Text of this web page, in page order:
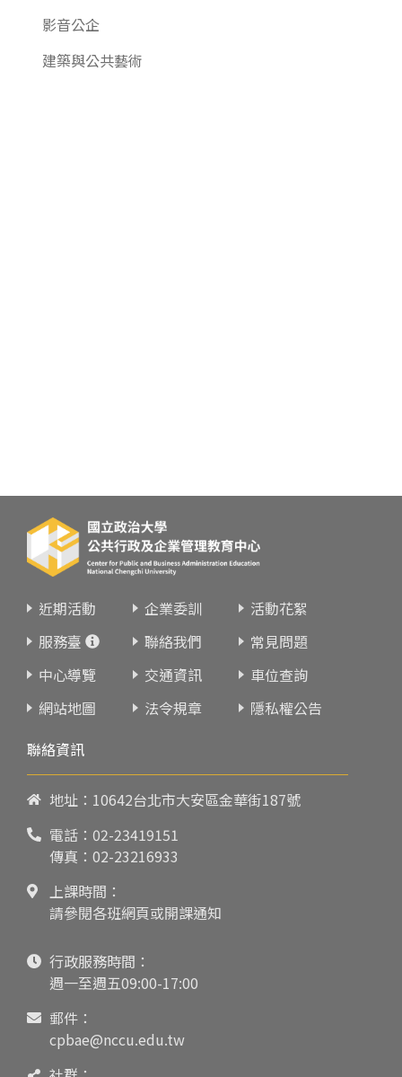
影音公企
建築與公共藝術
近期活動 企業委訓
活動花絮
服務臺
聯絡我們
常見問題
中心導覽
交通資訊
車位查詢
網站地圖
法令規章
隱私權公告
聯絡資訊
地址：10642台北市大安區金華街187號
電話： 02-23419151
傳真：02-23216933
上課時間：
請參閱各班網頁或開課通知
行政服務時間：
週一至週五09:00-17:00
郵件：
cpbae@nccu.edu.tw